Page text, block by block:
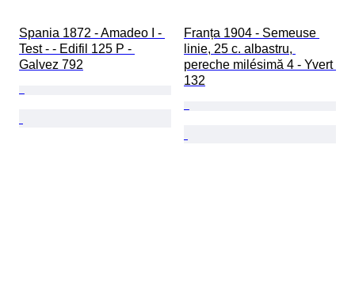
Spania 1872 - Amadeo I -
Test - - Edifil 125 P -
Galvez 792
Franța 1904 - Semeuse
linie, 25 c. albastru,
pereche milésimă 4 - Yvert
132